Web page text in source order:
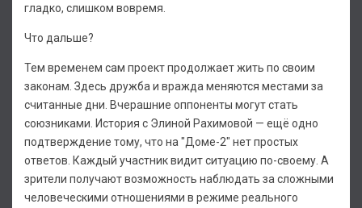
гладко, слишком вовремя.
Что дальше?
Тем временем сам проект продолжает жить по своим
законам. Здесь дружба и вражда меняются местами за
считанные дни. Вчерашние оппоненты могут стать
союзниками. История с Элиной Рахимовой — ещё одно
подтверждение тому, что на "Доме-2" нет простых
ответов. Каждый участник видит ситуацию по-своему. А
зрители получают возможность наблюдать за сложными
человеческими отношениями в режиме реального